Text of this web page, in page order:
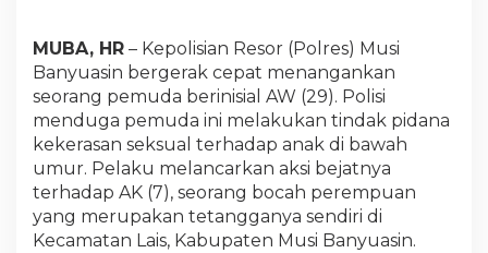
MUBA, HR – Kepolisian Resor (Polres) Musi
Banyuasin bergerak cepat menangankan
seorang pemuda berinisial AW (29). Polisi
menduga pemuda ini melakukan tindak pidana
kekerasan seksual terhadap anak di bawah
umur. Pelaku melancarkan aksi bejatnya
terhadap AK (7), seorang bocah perempuan
yang merupakan tetangganya sendiri di
Kecamatan Lais, Kabupaten Musi Banyuasin.